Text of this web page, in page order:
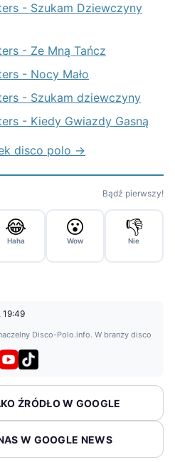
- Szukam Dziewczyny
- Ze Mną Tańcz
- Nocy Mało
- Szukam dziewczyny
- Kiedy Gwiazdy Gasną
disco polo →
Bądź pierwszy!
😂
Haha
😮
Wow
👎
Nie
19:49
Disco-Polo.info. W branży disco
ŹRÓDŁO W GOOGLE
W GOOGLE NEWS